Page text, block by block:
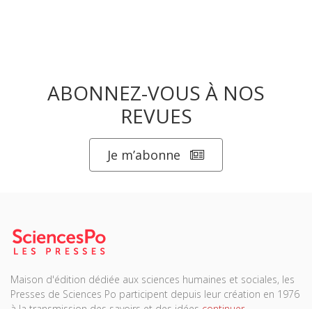
ABONNEZ-VOUS À NOS
REVUES
Je m’abonne
Maison d'édition dédiée aux sciences humaines et sociales, les
Presses de Sciences Po participent depuis leur création en 1976